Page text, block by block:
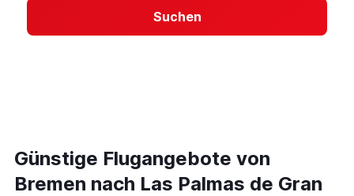
Suchen
Günstige Flugangebote von
Bremen nach Las Palmas de Gran